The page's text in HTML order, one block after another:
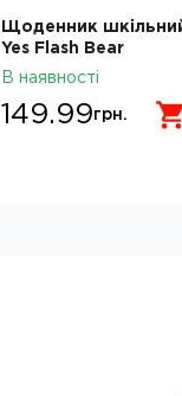
Щоденник
Yes Flash Bear
інтегральний A5 40
В наявності
149.99грн.